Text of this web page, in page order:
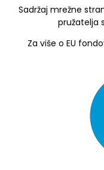
Sadržaj mrežne
pružatelja
Za više o EU